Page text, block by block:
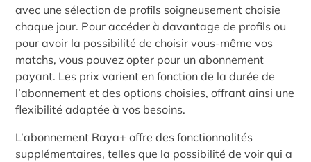
avec une sélection de profils soigneusement choisie
chaque jour. Pour accéder à davantage de profils ou
pour avoir la possibilité de choisir vous-même vos
matchs, vous pouvez opter pour un abonnement
payant. Les prix varient en fonction de la durée de
l’abonnement et des options choisies, offrant ainsi une
flexibilité adaptée à vos besoins.
L’abonnement Raya+ offre des fonctionnalités
supplémentaires, telles que la possibilité de voir qui a